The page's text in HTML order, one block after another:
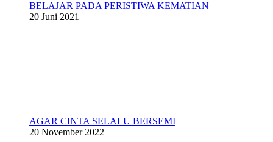
BELAJAR PADA PERISTIWA KEMATIAN
20 Juni 2021
AGAR CINTA SELALU BERSEMI
20 November 2022